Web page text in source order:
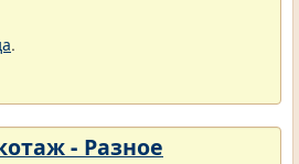
.
- Разное